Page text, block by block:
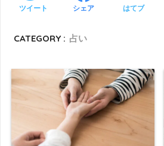
ツイート シェア はてブ
CATEGORY : 占い